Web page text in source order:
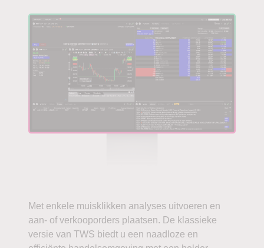
Met enkele muisklikken analyses uitvoeren en
aan- of verkooporders plaatsen. De klassieke
versie van TWS biedt u een naadloze en